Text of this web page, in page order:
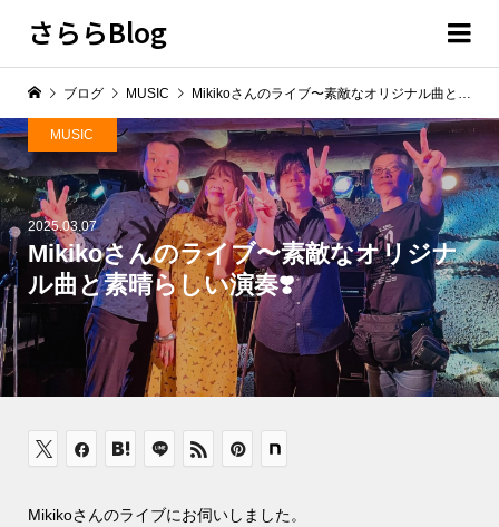
さららBlog
2025.03.07
Mikikoさんのライブ〜素敵なオリジナ
ル曲と素晴らしい演奏❣️
MUSIC
ブログ MUSIC Mikikoさんのライブ〜素敵なオリジナル曲と素晴らしい演奏❣️
Mikikoさんのライブにお伺いしました。